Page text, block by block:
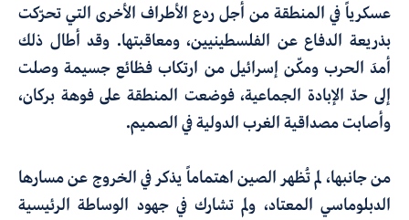
عسكرياً في المنطقة من أجل ردع الأطراف الأخرى التي تحرّكت
بذريعة الدفاع عن الفلسطينيين، ومعاقبتها. وقد أطال ذلك
أمدَ الحرب ومكّن إسرائيل من ارتكاب فظائع جسيمة وصلت
إلى حدّ الإبادة الجماعية، فوضعت المنطقة على فوهة بركان،
وأصابت مصداقية الغرب الدولية في الصميم.
من جانبها، لم تُظهر الصين اهتماماً يذكر في الخروج عن مسارها
الدبلوماسي المعتاد، ولم تشارك في جهود الوساطة الرئيسية